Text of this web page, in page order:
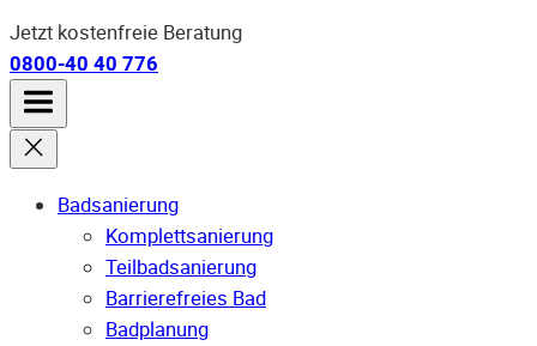
Jetzt kostenfreie Beratung
0800-40 40 776
Badsanierung
Komplettsanierung
Teilbadsanierung
Barrierefreies Bad
Badplanung